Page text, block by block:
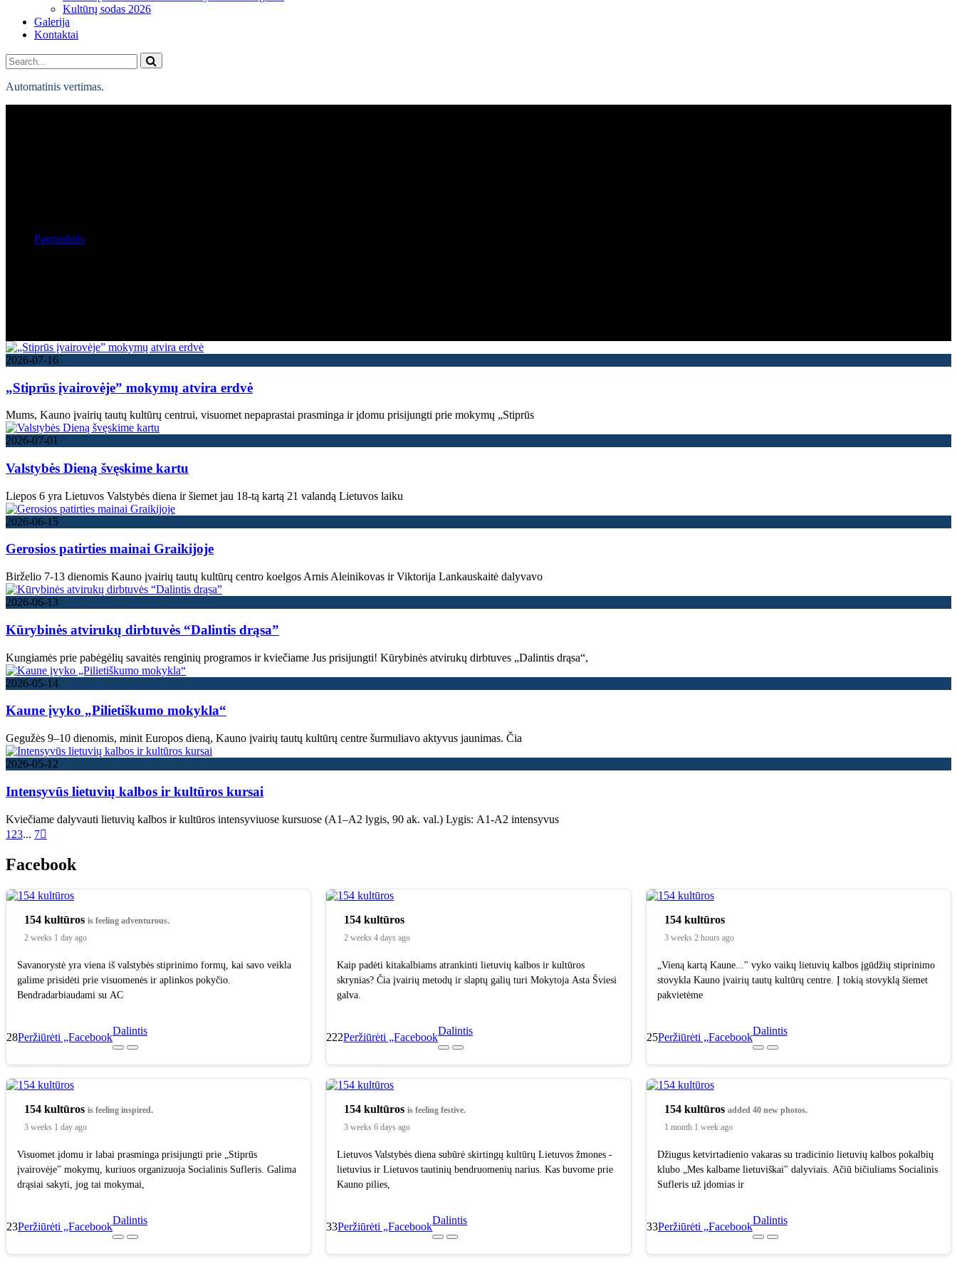
Kultūrų sodas 2026
Galerija
Kontaktai
Automatinis vertimas.
Pagrindinis
2026-07-16
„Stiprūs įvairovėje” mokymų atvira erdvė
Mums, Kauno įvairių tautų kultūrų centrui, visuomet nepaprastai prasminga ir įdomu prisijungti prie mokymų „Stiprūs
2026-07-01
Valstybės Dieną švęskime kartu
Liepos 6 yra Lietuvos Valstybės diena ir šiemet jau 18-tą kartą 21 valandą Lietuvos laiku
2026-06-15
Gerosios patirties mainai Graikijoje
Birželio 7-13 dienomis Kauno įvairių tautų kultūrų centro koelgos Arnis Aleinikovas ir Viktorija Lankauskaitė dalyvavo
2026-06-13
Kūrybinės atvirukų dirbtuvės “Dalintis drąsa”
Kungiamės prie pabėgėlių savaitės renginių programos ir kviečiame Jus prisijungti! Kūrybinės atvirukų dirbtuves „Dalintis drąsa“,
2026-05-14
Kaune įvyko „Pilietiškumo mokykla“
Gegužės 9–10 dienomis, minit Europos dieną, Kauno įvairių tautų kultūrų centre šurmuliavo aktyvus jaunimas. Čia
2026-05-12
Intensyvūs lietuvių kalbos ir kultūros kursai
Kviečiame dalyvauti lietuvių kalbos ir kultūros intensyviuose kursuose (A1–A2 lygis, 90 ak. val.) Lygis: A1-A2 intensyvus
1 23... 7
Facebook
154 kultūros is feeling adventurous.
2 weeks 1 day ago
Savanorystė yra viena iš valstybės stiprinimo formų, kai savo veikla
galime prisidėti prie visuomenės ir aplinkos pokyčio.
Bendradarbiaudami su AC
28Peržiūrėti „Facebook
Dalintis
154 kultūros
2 weeks 4 days ago
Kaip padėti kitakalbiams atrankinti lietuvių kalbos ir kultūros
skrynias? Čia įvairių metodų ir slaptų galių turi Mokytoja Asta Šviesi
galva.
222Peržiūrėti „Facebook
Dalintis
154 kultūros
3 weeks 2 hours ago
„Vieną kartą Kaune..." vyko vaikų lietuvių kalbos įgūdžių stiprinimo
stovykla Kauno įvairių tautų kultūrų centre. Į tokią stovyklą šiemet
pakvietėme
25Peržiūrėti „Facebook
Dalintis
154 kultūros is feeling inspired.
3 weeks 1 day ago
Visuomet įdomu ir labai prasminga prisijungti prie „Stiprūs
įvairovėje" mokymų, kuriuos organizuoja Socialinis Sufleris. Galima
drąsiai sakyti, jog tai mokymai,
23Peržiūrėti „Facebook
Dalintis
154 kultūrosis feeling festive.
3 weeks 6 days ago
Lietuvos Valstybės diena subūrė skirtingų kultūrų Lietuvos žmones -
lietuvius ir Lietuvos tautinių bendruomenių narius. Kas buvome prie
Kauno pilies,
33Peržiūrėti „Facebook
Dalintis
154 kultūros added 40 new photos.
1 month 1 week ago
Džiugus ketvirtadienio vakaras su tradicinio lietuvių kalbos pokalbių
klubo „Mes kalbame lietuviškai" dalyviais. Ačiū bičiuliams Socialinis
Sufleris už įdomias ir
33Peržiūrėti „Facebook
Dalintis